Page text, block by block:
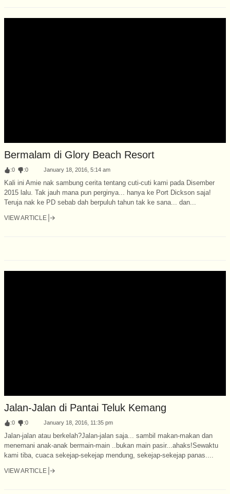
Bermalam di Glory Beach Resort
:0 :0 January 18, 2016, 5:14 am
Kali ini Amie nak sambung cerita tentang cuti-cuti kami pada Disember
2015 lalu. Tak jauh mana pun perginya... hanya ke Port Dickson saja!
Teruja nak ke PD sebab dah berpuluh tahun tak ke sana... dan...
VIEW ARTICLE
Jalan-Jalan di Pantai Teluk Kemang
:0 :0 January 18, 2016, 11:35 pm
Jalan-jalan atau berkelah?Jalan-jalan saja... sambil makan-makan dan
menemani anak-anak bermain-main ..bukan main pasir...ahaks!Sewaktu
kami tiba, cuaca sekejap-sekejap mendung, sekejap-sekejap panas....
VIEW ARTICLE